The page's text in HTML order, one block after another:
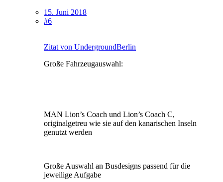
15. Juni 2018
#6
Zitat von UndergroundBerlin
Große Fahrzeugauswahl:
MAN Lion’s Coach und Lion’s Coach C,
originalgetreu wie sie auf den kanarischen Inseln
genutzt werden
Große Auswahl an Busdesigns passend für die
jeweilige Aufgabe